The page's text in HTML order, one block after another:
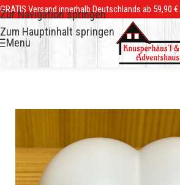
Zur Navigation springen
Zum Hauptinhalt springen
GRATIS Versand innerhalb Deutschlands ab 59,90 €.
Menü